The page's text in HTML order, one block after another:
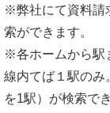
※弊社にて資料請
索ができます。
※各ホームから駅
線内てば１駅のみ
を1駅）が検索で